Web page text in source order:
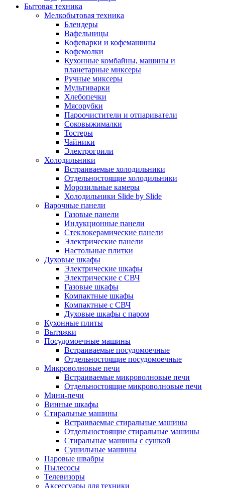
Бытовая техника
Мелкобытовая техника
Блендеры
Вафельницы
Кофеварки и кофемашины
Кофемолки
Кухонные комбайны, машины и
планетарные миксеры
Ручные миксеры
Мультиварки
Хлебопечки
Мясорубки
Пароочистители и отпариватели
Соковыжималки
Тостеры
Чайники
Электрогрили
Холодильники
Встраиваемые холодильники
Отдельностоящие холодильники
Морозильные камеры
Холодильники Slide by Slide
Варочные панели
Газовые панели
Индукционные панели
Стеклокерамические панели
Электрические панели
Настольные плитки
Духовые шкафы
Электрические шкафы
Электрические с СВЧ
Газовые шкафы
Компактные шкафы
Компактные с СВЧ
Духовые шкафы с паром
Кухонные плиты
Вытяжки
Посудомоечные машины
Встраиваемые посудомоечные
Отдельностоящие посудомоечные
Микроволновые печи
Встраиваемые микроволновые печи
Отдельностоящие микроволновые печи
Мини-печи
Винные шкафы
Стиральные машины
Встраиваемые стиральные машины
Отдельностоящие стиральные машины
Стиральные машины с сушкой
Сушильные машины
Паровые швабры
Пылесосы
Телевизоры
Аксессуары для техники